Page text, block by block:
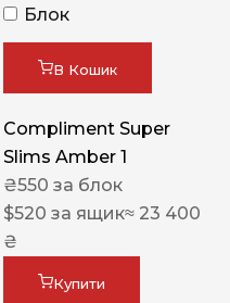
Блок
В Кошик
Compliment Super
Slims Amber 1
₴550 за блок
$520 за ящик≈ 23 400
₴
Купити